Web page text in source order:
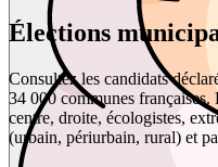
Élections
Consultez les candidats
34 000 communes
centre, droite, écologistes,
(urbain, périurbain, rural) et